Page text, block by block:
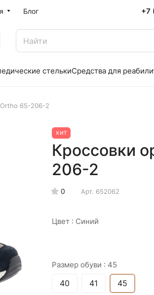
Блог +7
стелькиСредства для
65-206-2
ХИТ
Кроссовки
206-2
0 Арт. 652062
Цвет : Синий
Размер обуви : 45
40 41 45